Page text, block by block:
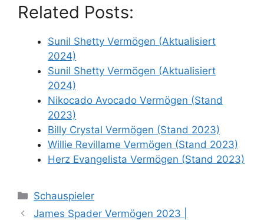
Related Posts:
Sunil Shetty Vermögen (Aktualisiert
2024)
Sunil Shetty Vermögen (Aktualisiert
2024)
Nikocado Avocado Vermögen (Stand
2023)
Billy Crystal Vermögen (Stand 2023)
Willie Revillame Vermögen (Stand 2023)
Herz Evangelista Vermögen (Stand 2023)
Categories
Schauspieler
James Spader Vermögen 2023 |